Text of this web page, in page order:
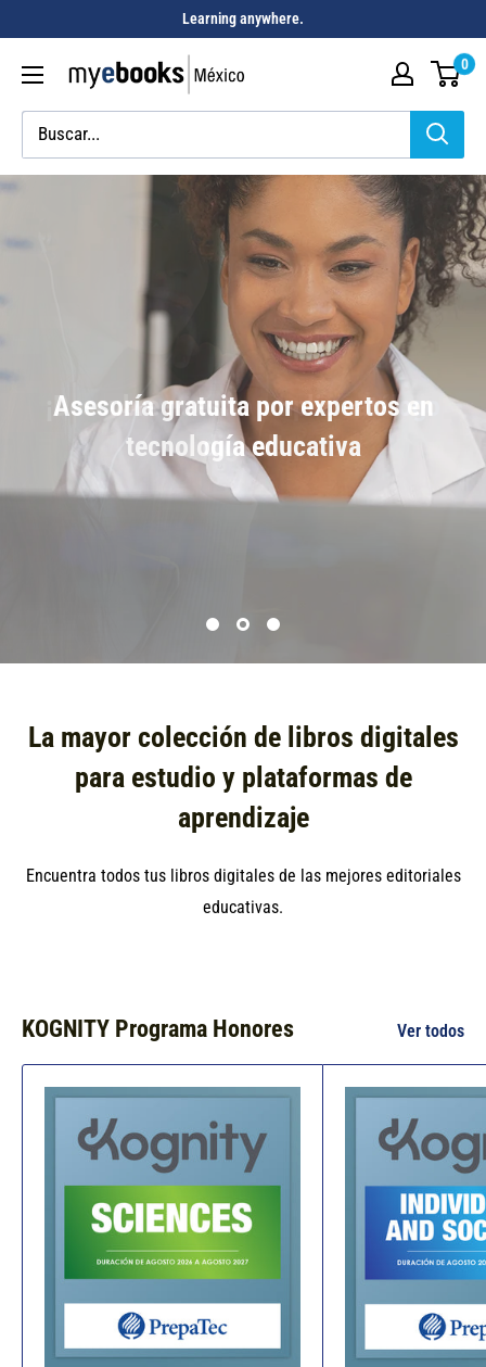
Learning anywhere.
0
Asesoría gratuita por expertos en
tecnología educativa
La mayor colección de libros digitales
para estudio y plataformas de
aprendizaje
Encuentra todos tus libros digitales de las mejores editoriales
educativas.
KOGNITY Programa Honores Ver todos